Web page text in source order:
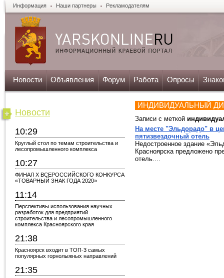
Информация Наши партнеры Рекламодателям
Новости Объявления Форум Работа Опросы
Новости
10:29
Круглый стол по темам строительства и
лесопромышленного комплекса
10:27
ФИНАЛ X ВСЕРОССИЙСКОГО КОНКУРСА
«ТОВАРНЫЙ ЗНАК ГОДА 2020»
11:14
Перспективы использования научных
разработок для предприятий
строительства и лесопромышленного
комплекса Красноярского края
21:38
Красноярск входит в ТОП-3 самых
популярных горнолыжных направлений
21:35
ИНДИВИДУАЛЬНЫЙ
Записи с меткой
На месте "Эльдорадо" в
пятизвездочный отель
Недостроенное здание
Красноярска предложено
отель....